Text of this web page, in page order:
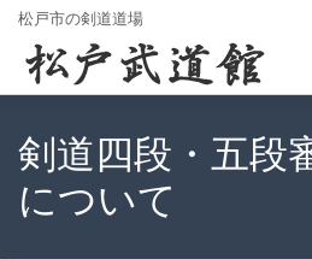
松戸市の剣道道場
剣道四段・五段
について